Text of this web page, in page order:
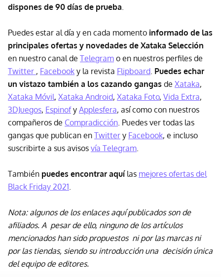
dispones de 90 días de prueba.
Puedes estar al día y en cada momento informado de las
principales ofertas y novedades de Xataka Selección
en nuestro canal de Telegram o en nuestros perfiles de
Twitter , Facebook y la revista Flipboard. Puedes echar
un vistazo también a los cazando gangas de Xataka,
Xataka Móvil, Xataka Android, Xataka Foto, Vida Extra,
3DJuegos, Espinofy Applesfera, así como con nuestros
compañeros de Compradicción. Puedes ver todas las
gangas que publican en Twitter y Facebook, e incluso
suscribirte a sus avisos vía Telegram.
También puedes encontrar aquílas mejores ofertas del
Black Friday 2021.
Nota: algunos de los enlaces aquí publicados son de
afiliados. A pesar de ello, ninguno de los artículos
mencionados han sido propuestos ni por las marcas ni
por las tiendas, siendo su introducción una decisión única
del equipo de editores.